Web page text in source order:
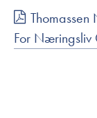
For